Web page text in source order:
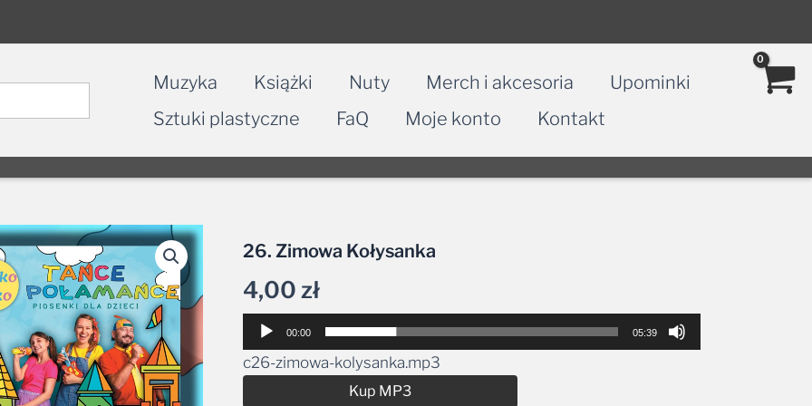
Muzyka Książki Nuty Merch i akcesoria
Upominki
Sztuki plastyczne
FaQ Moje konto Kontakt
26. Zimowa Kołysanka
4,00zł
Odtwarzacz
plików
dźwiękowych
00:00 05:39
c26-zimowa-kolysanka.mp3
Kup MP3